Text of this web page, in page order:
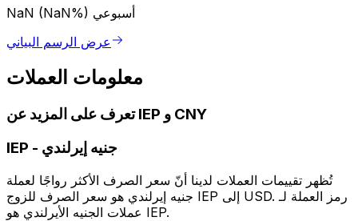
NaN (NaN%) أسبوعي
عرض الرسم البياني
معلومات العملات
تعرف على المزيد عن IEP و CNY
IEP - جنيه إيرلندي
تُظهر تقييمات العملات لدينا أنّ سعر الصرف الأكثر رواجًا لعملة
جنيه إيرلندي هو سعر الصرف للزوج IEP إلى USD. رمز العملة لـ
عملات الجنيه الأيرلندي هو IEP.